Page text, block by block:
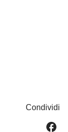
Condividi